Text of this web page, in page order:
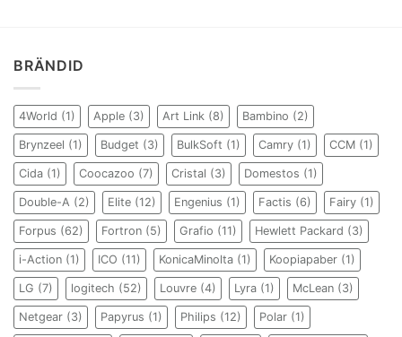
BRÄNDID
4World (1) Apple (3) Art Link (8) Bambino (2)
Brynzeel (1) Budget (3) BulkSoft (1) Camry (1) CCM (1)
Cida (1) Coocazoo (7) Cristal (3) Domestos (1)
Double-A (2) Elite (12) Engenius (1) Factis (6) Fairy (1)
Forpus (62) Fortron (5) Grafio (11) Hewlett Packard (3)
i-Action (1) ICO (11) KonicaMinolta (1) Koopiapaber (1)
LG (7) logitech (52) Louvre (4) Lyra (1) McLean (3)
Netgear (3) Papyrus (1) Philips (12) Polar (1)